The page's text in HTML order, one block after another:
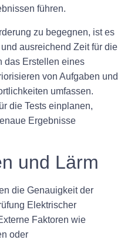
führen.
zu begegnen, ist es
ausreichend Zeit für die
das Erstellen eines
von Aufgaben und
umfassen.
die Tests einplanen,
Ergebnisse
und Lärm
die Genauigkeit der
Elektrischer
Faktoren wie
oder